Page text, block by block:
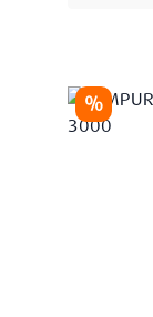
Rabatt
%